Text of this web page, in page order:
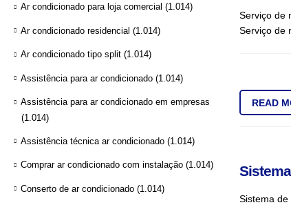
Serviço de
Serviço de
READ
Sistema
Ar condicionado para loja comercial (1.014)
Ar condicionado residencial (1.014)
Ar condicionado tipo split (1.014)
Assistência para ar condicionado (1.014)
Assistência para ar condicionado em empresas
(1.014)
Assistência técnica ar condicionado (1.014)
Comprar ar condicionado com instalação (1.014)
Conserto de ar condicionado (1.014)